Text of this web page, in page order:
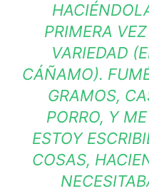
PRIMERA
VARIEDAD
CÁÑAMO).
GRAMOS,
PORRO, Y
ESTOY
COSAS,